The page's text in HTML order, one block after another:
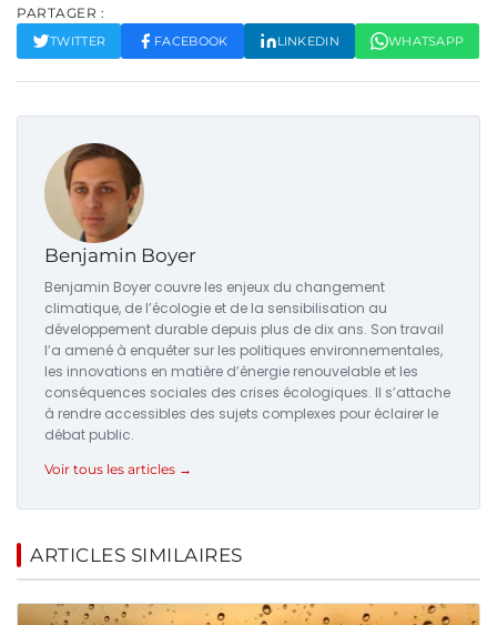
PARTAGER :
TWITTER FACEBOOK LINKEDIN WHATSAPP
Benjamin Boyer
Benjamin Boyer couvre les enjeux du changement
climatique, de l’écologie et de la sensibilisation au
développement durable depuis plus de dix ans. Son travail
l’a amené à enquêter sur les politiques environnementales,
les innovations en matière d’énergie renouvelable et les
conséquences sociales des crises écologiques. Il s’attache
à rendre accessibles des sujets complexes pour éclairer le
débat public.
Voir tous les articles →
ARTICLES SIMILAIRES